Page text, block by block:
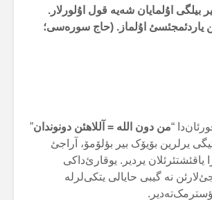
بیلگی اۇلمایان شەیە قول اۇلورلار.
یاردئمجئسئ اۇلماز. (حاج سورەسی؛
“من دون اللە = آللاهئن دونوندان”
یرلرین بۆیۆک بیر بؤلۆمۆ، آراجئ
یاقئشتئرئلان یردیر. یوقارئ‌داکی
نە گیبی حایالی یتکی‌لرلە